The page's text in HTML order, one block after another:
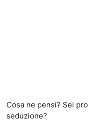
Cosa ne pensi? Sei
seduzione?